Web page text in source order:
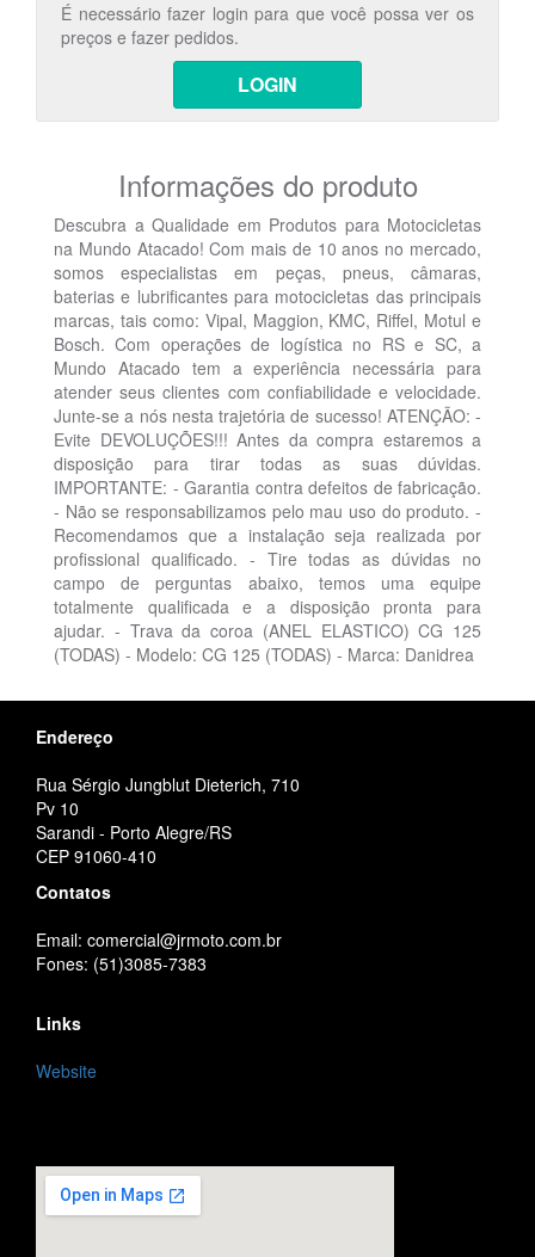
É necessário fazer login para que você possa ver os
preços e fazer pedidos.
LOGIN
Informações do produto
Descubra a Qualidade em Produtos para Motocicletas
na Mundo Atacado! Com mais de 10 anos no mercado,
somos especialistas em peças, pneus, câmaras,
baterias e lubrificantes para motocicletas das principais
marcas, tais como: Vipal, Maggion, KMC, Riffel, Motul e
Bosch. Com operações de logística no RS e SC, a
Mundo Atacado tem a experiência necessária para
atender seus clientes com confiabilidade e velocidade.
Junte-se a nós nesta trajetória de sucesso! ATENÇÃO: -
Evite DEVOLUÇÕES!!! Antes da compra estaremos a
disposição para tirar todas as suas dúvidas.
IMPORTANTE: - Garantia contra defeitos de fabricação.
- Não se responsabilizamos pelo mau uso do produto. -
Recomendamos que a instalação seja realizada por
profissional qualificado. - Tire todas as dúvidas no
campo de perguntas abaixo, temos uma equipe
totalmente qualificada e a disposição pronta para
ajudar. - Trava da coroa (ANEL ELASTICO) CG 125
(TODAS) - Modelo: CG 125 (TODAS) - Marca: Danidrea
Endereço
Rua Sérgio Jungblut Dieterich, 710
Pv 10
Sarandi - Porto Alegre/RS
CEP 91060-410
Contatos
Email: comercial@jrmoto.com.br
Fones: (51)3085-7383
Links
Website